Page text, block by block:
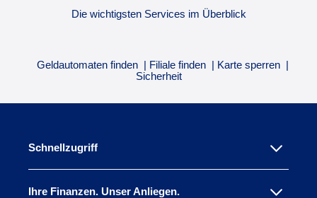
Die wichtigsten Services im Überblick
Geldautomaten finden Filiale finden
Karte sperren
Sicherheit
Schnellzugriff
Ihre Finanzen. Unser Anliegen.